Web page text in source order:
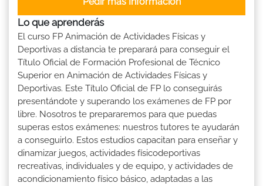
Lo que aprenderás
El curso FP Animación de Actividades Físicas y
Deportivas a distancia te preparará para conseguir el
Título Oficial de Formación Profesional de Técnico
Superior en Animación de Actividades Físicas y
Deportivas. Este Título Oficial de FP lo conseguirás
presentándote y superando los exámenes de FP por
libre. Nosotros te prepararemos para que puedas
superas estos exámenes: nuestros tutores te ayudarán
a conseguirlo. Estos estudios capacitan para enseñar y
dinamizar juegos, actividades físicodeportivas
recreativas, individuales y de equipo, y actividades de
acondicionamiento físico básico, adaptadas a las